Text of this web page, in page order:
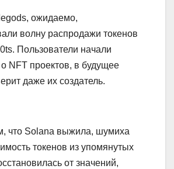
ожидаемо,
волну распродажи токенов
Пользователи начали
о NFT проектов, в будущее
даже их создатель.
что Solana выжила, шумиха
токенов из упомянутых
от значений,